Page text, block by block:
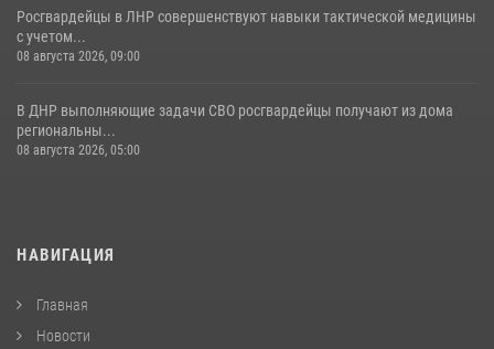
Росгвардейцы в ЛНР совершенствуют навыки тактической медицины
с учетом...
08 августа 2026, 09:00
В ДНР выполняющие задачи СВО росгвардейцы получают из дома
региональны...
08 августа 2026, 05:00
НАВИГАЦИЯ
Главная
Новости